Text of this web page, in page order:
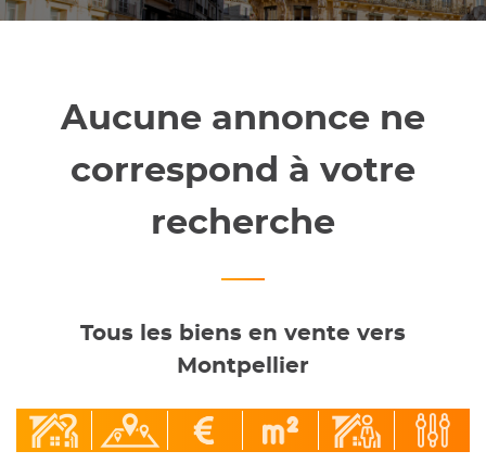
Aucune annonce ne
correspond à votre
recherche
Tous les biens en vente vers
Montpellier